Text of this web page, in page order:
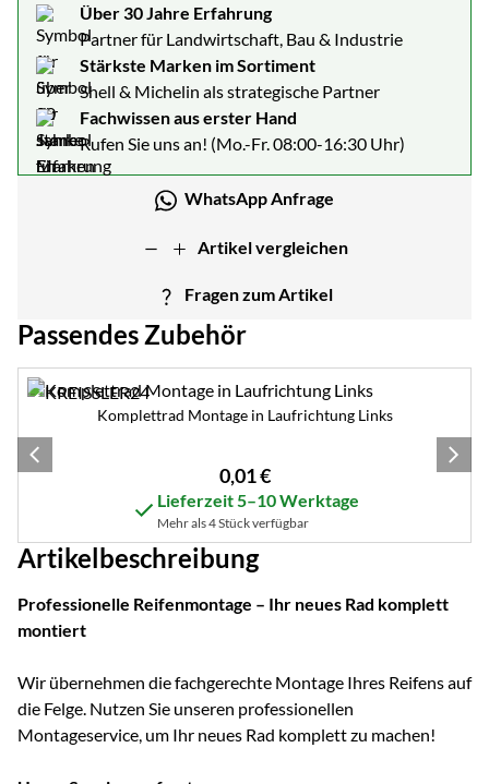
Über 30 Jahre Erfahrung
Partner für Landwirtschaft, Bau & Industrie
Stärkste Marken im Sortiment
Shell & Michelin als strategische Partner
Fachwissen aus erster Hand
Rufen Sie uns an! (Mo.-Fr. 08:00-16:30 Uhr)
WhatsApp Anfrage
Artikel vergleichen
Fragen zum Artikel
Passendes Zubehör
Zubehör überspringen
Komplettrad Montage in Laufrichtung Links
0,01€
Lieferzeit 5–10 Werktage
Mehr als 4 Stück verfügbar
Artikelbeschreibung
Professionelle Reifenmontage – Ihr neues Rad komplett
montiert
Wir übernehmen die fachgerechte Montage Ihres Reifens auf
die Felge. Nutzen Sie unseren professionellen
Montageservice, um Ihr neues Rad komplett zu machen!